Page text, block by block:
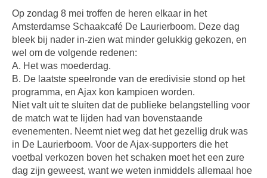
Op zondag 8 mei troffen de heren elkaar in het
Amsterdamse Schaakcafé De Laurierboom. Deze dag
bleek bij nader in-zien wat minder gelukkig gekozen, en
wel om de volgende redenen:
A. Het was moederdag.
B. De laatste speelronde van de eredivisie stond op het
programma, en Ajax kon kampioen worden.
Niet valt uit te sluiten dat de publieke belangstelling voor
de match wat te lijden had van bovenstaande
evenementen. Neemt niet weg dat het gezellig druk was
in De Laurierboom. Voor de Ajax-supporters die het
voetbal verkozen boven het schaken moet het een zure
dag zijn geweest, want we weten inmiddels allemaal hoe